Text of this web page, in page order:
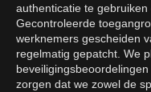
authenticatie te
Gecontroleerde
werknemers gescheiden
regelmatig gepatcht. We
zorgen dat we zowel de